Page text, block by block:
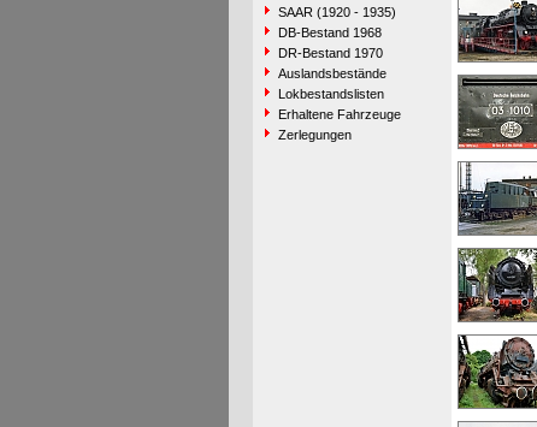
SAAR (1920 - 1935)
DB-Bestand 1968
DR-Bestand 1970
Auslandsbestände
Lokbestandslisten
Erhaltene Fahrzeuge
Zerlegungen